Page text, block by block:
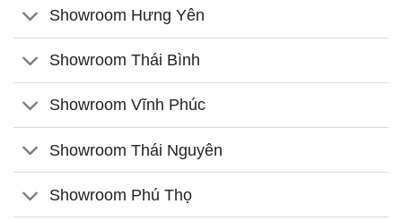
Showroom Hưng Yên
Showroom Thái Bình
Showroom Vĩnh Phúc
Showroom Thái Nguyên
Showroom Phú Thọ